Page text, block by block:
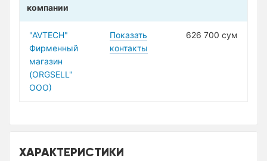
компании
"AVTECH"
Фирменный
магазин
(ORGSELL"
ООО)
Показать
контакты
626 700 сум
ХАРАКТЕРИСТИКИ